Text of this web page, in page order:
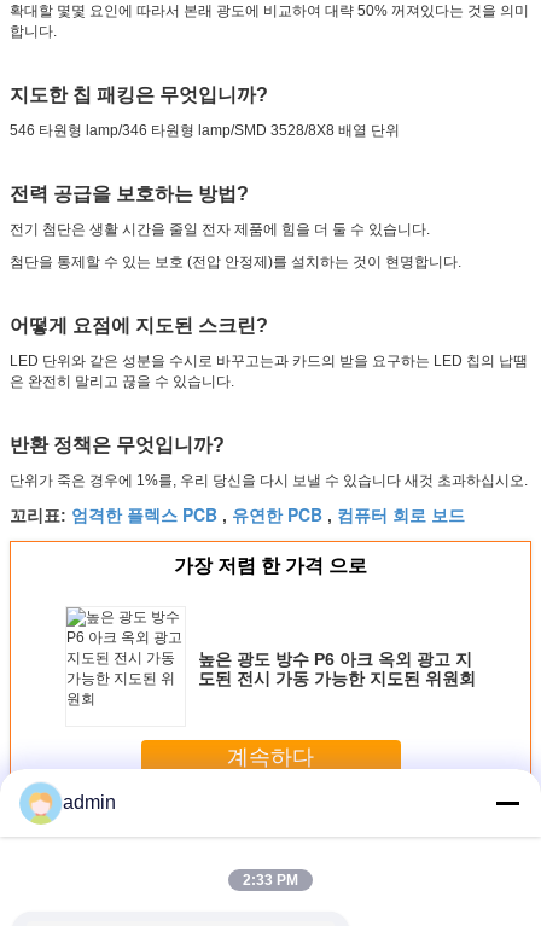
확대할 몇몇 요인에 따라서 본래 광도에 비교하여 대략 50% 꺼져있다는 것을 의미
합니다.
지도한 칩 패킹은 무엇입니까?
546 타원형 lamp/346 타원형 lamp/SMD 3528/8X8 배열 단위
전력 공급을 보호하는 방법?
전기 첨단은 생활 시간을 줄일 전자 제품에 힘을 더 둘 수 있습니다.
첨단을 통제할 수 있는 보호 (전압 안정제)를 설치하는 것이 현명합니다.
어떻게 요점에 지도된 스크린?
LED 단위와 같은 성분을 수시로 바꾸고는과 카드의 받을 요구하는 LED 칩의 납땜
은 완전히 말리고 끊을 수 있습니다.
반환 정책은 무엇입니까?
단위가 죽은 경우에 1%를, 우리 당신을 다시 보낼 수 있습니다 새것 초과하십시오.
꼬리표: 엄격한 플렉스 PCB , 유연한 PCB , 컴퓨터 회로 보드
가장 저렴 한 가격 으로
높은 광도 방수 P6 아크 옥외 광고 지
도된 전시 가동 가능한 지도된 위원회
계속하다
더 많은 것
admin
2:33 PM